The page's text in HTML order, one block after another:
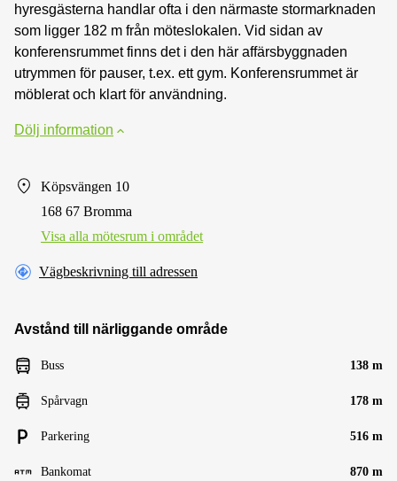
hyresgästerna handlar ofta i den närmaste stormarknaden
som ligger 182 m från möteslokalen. Vid sidan av
konferensrummet finns det i den här affärsbyggnaden
utrymmen för pauser, t.ex. ett gym. Konferensrummet är
möblerat och klart för användning.
Dölj information
Köpsvängen 10
168 67 Bromma
Visa alla mötesrum i området
Vägbeskrivning till adressen
Avstånd till närliggande område
Buss 138 m
Spårvagn 178 m
Parkering 516 m
Bankomat 870 m